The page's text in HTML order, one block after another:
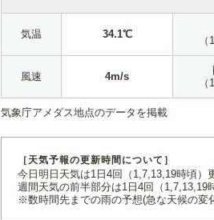
気温 34.1℃
風速 4m/s
気象庁アメダス地点のデータを掲載
［天気予報の更新時間について］
今日明日天気は1日4回（1,7,13,19時頃）
週間天気の前半部分は1日4回（1,7,13,19
※数時間先までの雨の予想(急な天候の変